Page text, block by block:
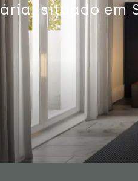
situado em